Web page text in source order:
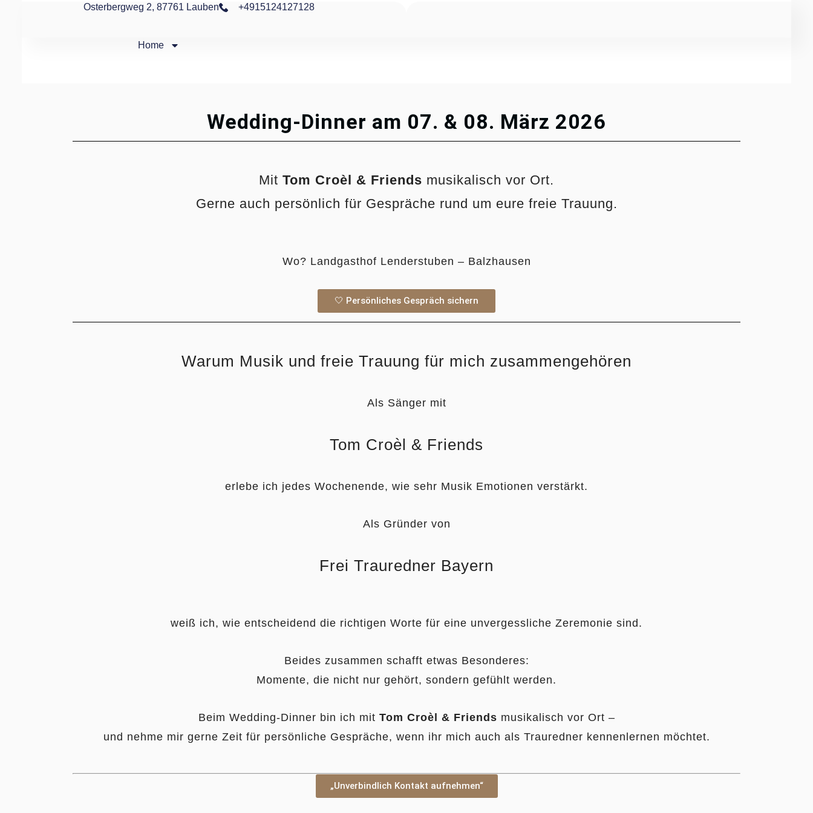
Osterbergweg 2, 87761 Lauben +4915124127128
Home
Wedding-Dinner am 07. & 08. März 2026
Mit Tom Croèl & Friends musikalisch vor Ort.
Gerne auch persönlich für Gespräche rund um eure freie Trauung.
Wo? Landgasthof Lenderstuben – Balzhausen
🤍 Persönliches Gespräch sichern
Warum Musik und freie Trauung für mich zusammengehören
Als Sänger mit
Tom Croèl & Friends
erlebe ich jedes Wochenende, wie sehr Musik Emotionen verstärkt.
Als Gründer von
Frei Trauredner Bayern
weiß ich, wie entscheidend die richtigen Worte für eine unvergessliche Zeremonie sind.
Beides zusammen schafft etwas Besonderes:
Momente, die nicht nur gehört, sondern gefühlt werden.
Beim Wedding-Dinner bin ich mit Tom Croèl & Friends musikalisch vor Ort –
und nehme mir gerne Zeit für persönliche Gespräche, wenn ihr mich auch als Trauredner kennenlernen möchtet.
„Unverbindlich Kontakt aufnehmen“